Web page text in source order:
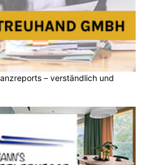
– verständlich und